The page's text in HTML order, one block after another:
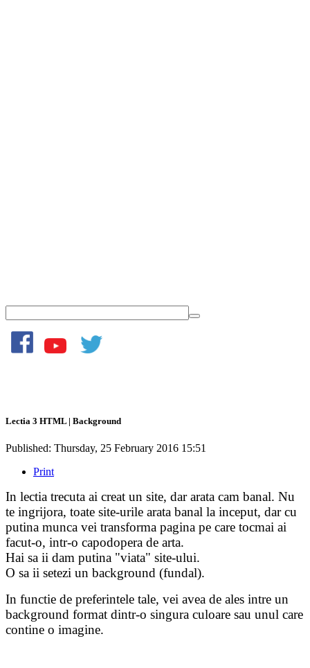
Lectia 3 HTML | Background
Published: Thursday, 25 February 2016 15:51
Print
In lectia trecuta ai creat un site, dar arata cam banal. Nu
te ingrijora, toate site-urile arata banal la inceput, dar cu
putina munca vei transforma pagina pe care tocmai ai
facut-o, intr-o capodopera de arta.
Hai sa ii dam putina "viata" site-ului.
O sa ii setezi un background (fundal).
In functie de preferintele tale, vei avea de ales intre un
background format dintr-o singura culoare sau unul care
contine o imagine.